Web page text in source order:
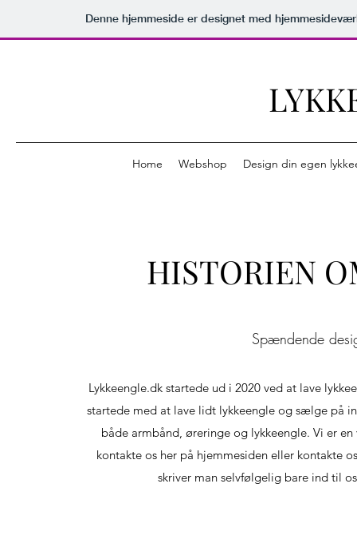
Denne hjemmeside er designet med
Home Webshop Design din egen
HISTORIEN
Spændende
Lykkeengle.dk startede ud i 2020 ved at lave
startede med at lave lidt lykkeengle og sælge på
både armbånd, øreringe og lykkeengle. Vi er
kontakte os her på hjemmesiden eller kontakte
skriver man selvfølgelig bare ind til